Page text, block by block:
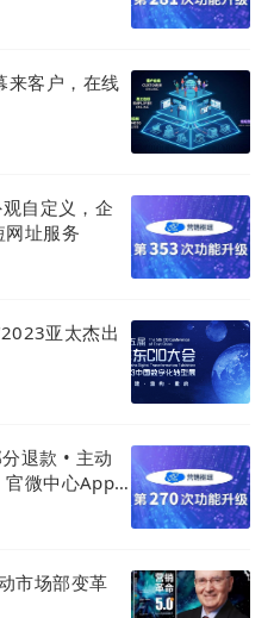
据
示为转码后的域名
展示：
来客户，在线
自定义，企
网址服务
亚太杰出
官微中心App
市场部变革